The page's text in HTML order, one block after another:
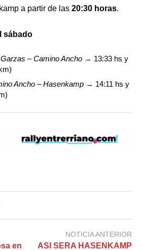
a partir de las 20:30 horas.
sábado
– Camino Ancho → 13:33 hs y
Ancho – Hasenkamp → 14:11 hs y
en
NOTICIA ANTERIOR
ASI SERA HASENKAMP